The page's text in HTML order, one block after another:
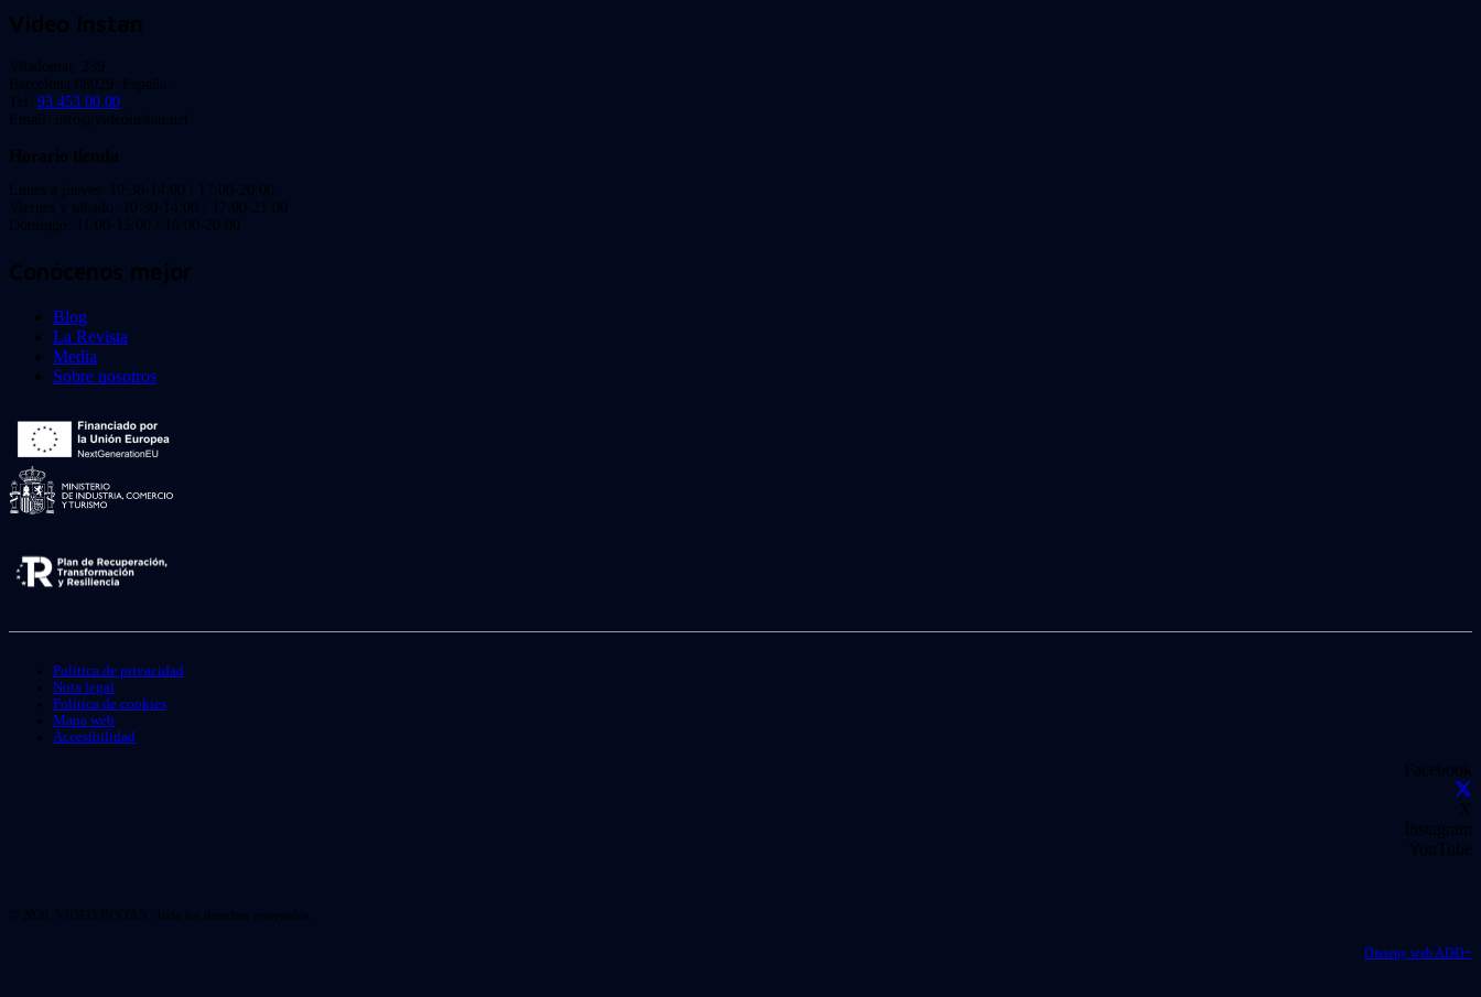
Video Instan
Viladomat, 239
Barcelona 08029. España.
Tel: 93 453 00 00
Email: info@videoinstan.net
Horario tienda
Lunes a jueves: 10:30-14:00 / 17:00-20:00
Viernes y sábado: 10:30-14:00 / 17:00-21:00
Domingo: 11:00-15:00 / 16:00-20:00
Conócenos mejor
Blog
La Revista
Media
Sobre nosotros
Política de privacidad
Nota legal
Política de cookies
Mapa web
Accesibilidad
Facebook
X
Instagram
YouTube
© 2026. VIDEO INSTAN. Todo los derechos reservados.
Disseny web ADD+